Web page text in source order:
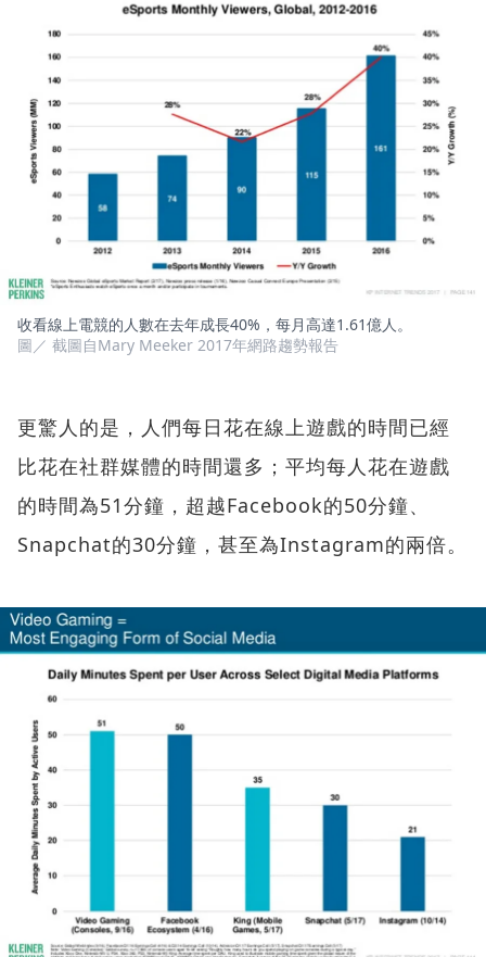
收看線上電競的人數在去年成長40%，每月高達1.61億人。
圖／ 截圖自Mary Meeker 2017年網路趨勢報告
更驚人的是，人們每日花在線上遊戲的時間已經
比花在社群媒體的時間還多；平均每人花在遊戲
的時間為51分鐘，超越Facebook的50分鐘、
Snapchat的30分鐘，甚至為Instagram的兩倍。